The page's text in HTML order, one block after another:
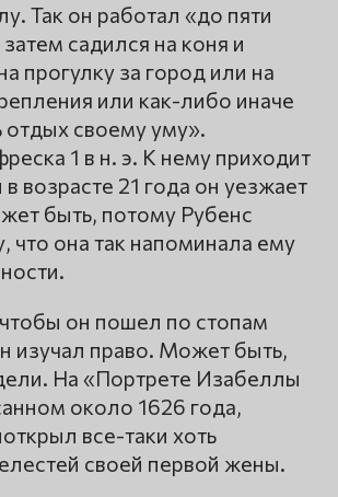
Так он работал «до пяти
садился на коня и
прогулку за город или на
или как-либо иначе
отдых своему уму».
1 в н. э. К нему приходит
в возрасте 21 года он уезжает
быть, потому Рубенс
что она так напоминала ему
он пошел по стопам
изучал право. Может быть,
На «Портрете Изабеллы
около 1626 года,
все-таки хоть
своей первой жены.